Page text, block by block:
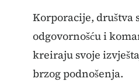
Korporacije, društva
odgovornošću i
kreiraju svoje
brzog podnošenja.